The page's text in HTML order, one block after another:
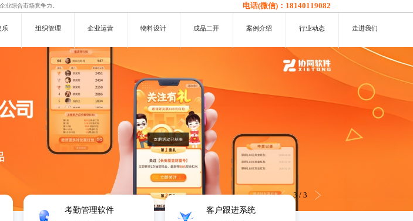
业综合市场竞争力。 电话(微信)： 18140119082
乐 组织管理 企业运营 物料设计 成品二开 案例介绍 行业动态 走进我们
3 / 3
考勤管理软件 客户跟进系统